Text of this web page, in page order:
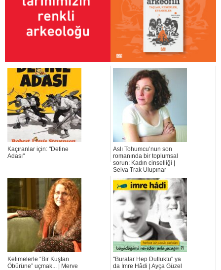
Kaçıranlar için: "Define
Adası"
Aslı Tohumcu’nun son
romanında bir toplumsal
sorun: Kadın cinselliği |
Selva Trak Ulupınar
Kelimelerle “Bir Kuştan
Öbürüne” uçmak... | Merve
"Buralar Hep Dutluktu" ya
da İmre Hâdi | Ayça Güzel